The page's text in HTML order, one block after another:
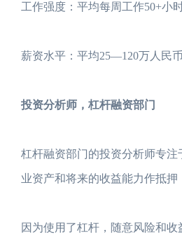
工作强度：平均每周工作50+小时
薪资水平：平均25—120万人民币
投资分析师，杠杆融资部门
杠杆融资部门的投资分析师专
业资产和将来的收益能力作抵
因为使用了杠杆，随意风险和收